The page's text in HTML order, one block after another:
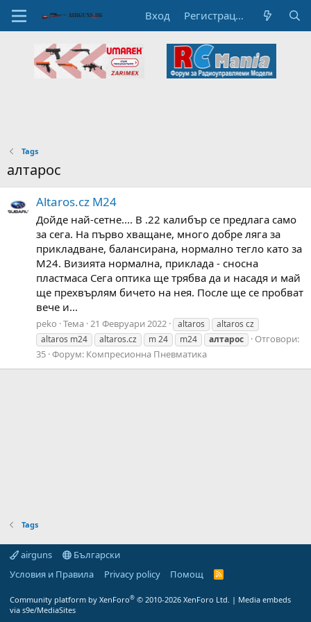
Вход Регистрация
Tags
алтарос
Altaros.cz M24
Дойде най-сетне.... В .22 калибър се предлага само
за сега. На първо хващане, много добре ляга за
прикладване, балансирана, нормално тегло като за
М24. Визията нормална, приклада - сносна
пластмаса Сега оптика ще трябва да и насадя и май
ще прехвърлям бичето на нея. После ще се пробват
вече и...
peko Тема 21 Февруари 2022 altaros
altaros cz
altaros m24
altaros.cz m 24 m24 алтарос
Отговори:
35 Форум: Компресионна Пневматика
Tags
airguns
Български
Условия и Правила
Privacy policy Помощ
R
Community platform by XenForo® © 2010-2026 XenForo Ltd. | Media embeds
via s9e/MediaSites